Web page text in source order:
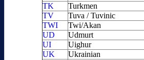
TK
Turkmen
TV
Tuva / Tuvinic
TWI
Twi/Akan
UD
Udmurt
UI
Uighur
UK
Ukrainian